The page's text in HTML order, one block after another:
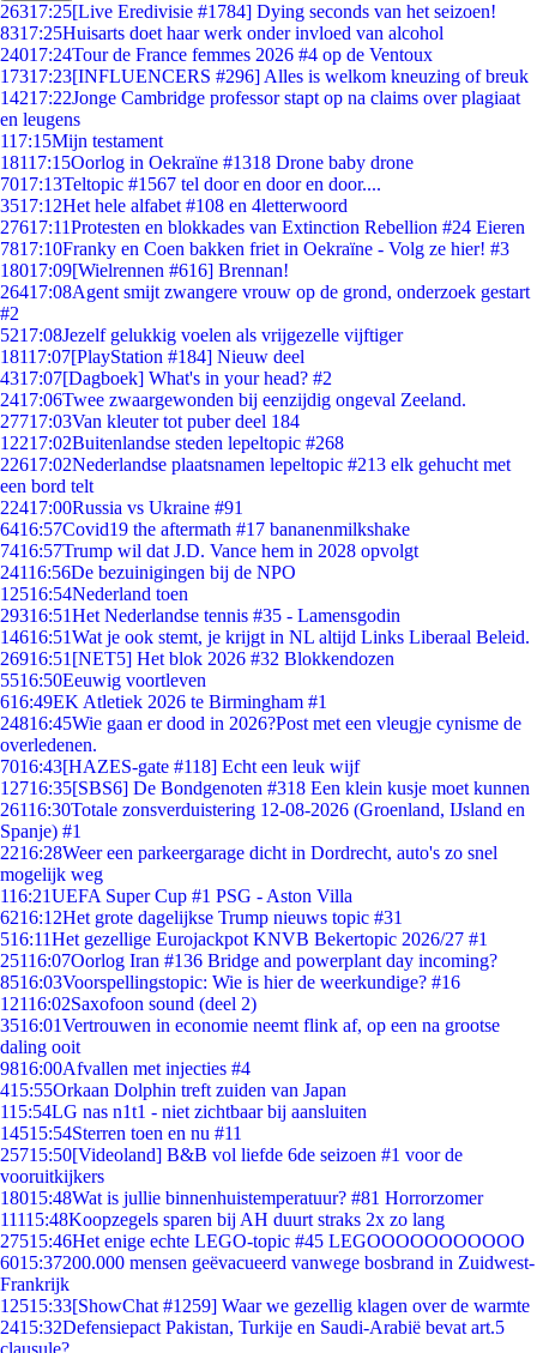
26317:25[Live Eredivisie #1784] Dying seconds van het seizoen!
8317:25Huisarts doet haar werk onder invloed van alcohol
24017:24Tour de France femmes 2026 #4 op de Ventoux
17317:23[INFLUENCERS #296] Alles is welkom kneuzing of breuk
14217:22Jonge Cambridge professor stapt op na claims over plagiaat
en leugens
117:15Mijn testament
18117:15Oorlog in Oekraïne #1318 Drone baby drone
7017:13Teltopic #1567 tel door en door en door....
3517:12Het hele alfabet #108 en 4letterwoord
27617:11Protesten en blokkades van Extinction Rebellion #24 Eieren
7817:10Franky en Coen bakken friet in Oekraïne - Volg ze hier! #3
18017:09[Wielrennen #616] Brennan!
26417:08Agent smijt zwangere vrouw op de grond, onderzoek gestart
#2
5217:08Jezelf gelukkig voelen als vrijgezelle vijftiger
18117:07[PlayStation #184] Nieuw deel
4317:07[Dagboek] What's in your head? #2
2417:06Twee zwaargewonden bij eenzijdig ongeval Zeeland.
27717:03Van kleuter tot puber deel 184
12217:02Buitenlandse steden lepeltopic #268
22617:02Nederlandse plaatsnamen lepeltopic #213 elk gehucht met
een bord telt
22417:00Russia vs Ukraine #91
6416:57Covid19 the aftermath #17 bananenmilkshake
7416:57Trump wil dat J.D. Vance hem in 2028 opvolgt
24116:56De bezuinigingen bij de NPO
12516:54Nederland toen
29316:51Het Nederlandse tennis #35 - Lamensgodin
14616:51Wat je ook stemt, je krijgt in NL altijd Links Liberaal Beleid.
26916:51 [NET5] Het blok 2026 #32 Blokkendozen
5516:50Eeuwig voortleven
616:49EK Atletiek 2026 te Birmingham #1
24816:45Wie gaan er dood in 2026?Post met een vleugje cynisme de
overledenen.
7016:43[HAZES-gate #118] Echt een leuk wijf
12716:35[SBS6] De Bondgenoten #318 Een klein kusje moet kunnen
26116:30Totale zonsverduistering 12-08-2026 (Groenland, IJsland en
Spanje) #1
2216:28Weer een parkeergarage dicht in Dordrecht, auto's zo snel
mogelijk weg
116:21UEFA Super Cup #1 PSG - Aston Villa
6216:12Het grote dagelijkse Trump nieuws topic #31
516:11Het gezellige Eurojackpot KNVB Bekertopic 2026/27 #1
25116:07Oorlog Iran #136 Bridge and powerplant day incoming?
8516:03Voorspellingstopic: Wie is hier de weerkundige? #16
12116:02Saxofoon sound (deel 2)
3516:01Vertrouwen in economie neemt flink af, op een na grootse
daling ooit
9816:00Afvallen met injecties #4
415:55Orkaan Dolphin treft zuiden van Japan
115:54LG nas n1t1 - niet zichtbaar bij aansluiten
14515:54Sterren toen en nu #11
25715:50[Videoland] B&B vol liefde 6de seizoen #1 voor de
vooruitkijkers
18015:48Wat is jullie binnenhuistemperatuur? #81 Horrorzomer
11115:48Koopzegels sparen bij AH duurt straks 2x zo lang
27515:46Het enige echte LEGO-topic #45 LEGOOOOOOOOOOO
6015:37200.000 mensen geëvacueerd vanwege bosbrand in Zuidwest-
Frankrijk
12515:33[ShowChat #1259] Waar we gezellig klagen over de warmte
2415:32Defensiepact Pakistan, Turkije en Saudi-Arabië bevat art.5
clausule?